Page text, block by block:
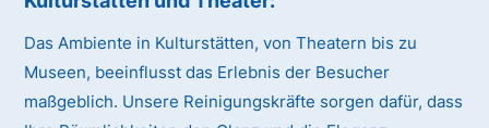
Das Ambiente in Kulturstätten, von Theatern bis zu
Museen, beeinflusst das Erlebnis der Besucher
maßgeblich. Unsere Reinigungskräfte sorgen dafür, dass